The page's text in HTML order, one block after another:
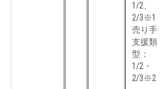
1/2、
2/3※1
売り手
支援類
型：
1/2・
2/3※2